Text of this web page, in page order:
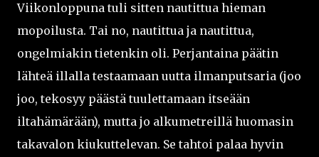
Viikonloppuna tuli sitten nautittua hieman
mopoilusta. Tai no, nautittua ja nautittua,
ongelmiakin tietenkin oli. Perjantaina päätin
lähteä illalla testaamaan uutta ilmanputsaria (joo
joo, tekosyy päästä tuulettamaan itseään
iltahämärään), mutta jo alkumetreillä huomasin
takavalon kiukuttelevan. Se tahtoi palaa hyvin